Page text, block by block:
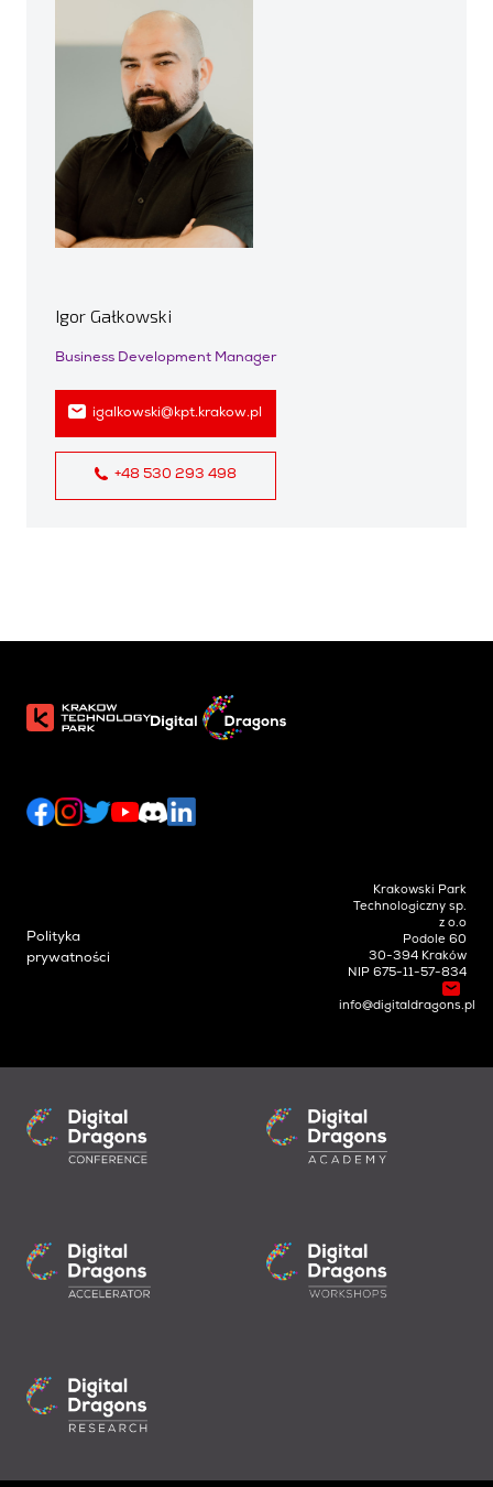
Igor Gałkowski
Business Development Manager
igalkowski@kpt.krakow.pl
+48 530 293 498
Polityka
prywatności
Krakowski Park
Technologiczny sp.
z o.o
Podole 60
30-394 Kraków
NIP 675-11-57-834
info@digitaldragons.pl